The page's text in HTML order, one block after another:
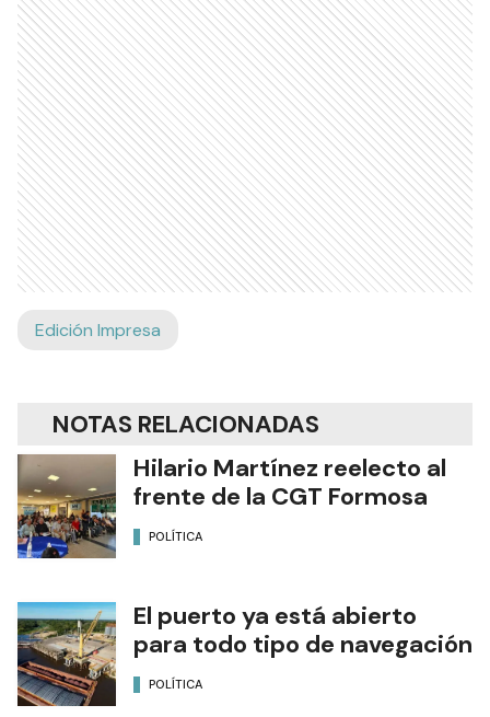
Edición Impresa
NOTAS RELACIONADAS
Hilario Martínez reelecto al
frente de la CGT Formosa
POLÍTICA
El puerto ya está abierto
para todo tipo de navegación
POLÍTICA